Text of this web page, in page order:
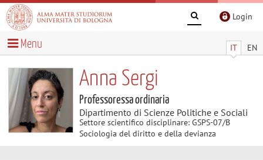
Login
IT EN
Menu
Anna Sergi
Professoressa ordinaria
Dipartimento di Scienze Politiche e Sociali
Settore scientifico disciplinare: GSPS-07/B
Sociologia del diritto e della devianza